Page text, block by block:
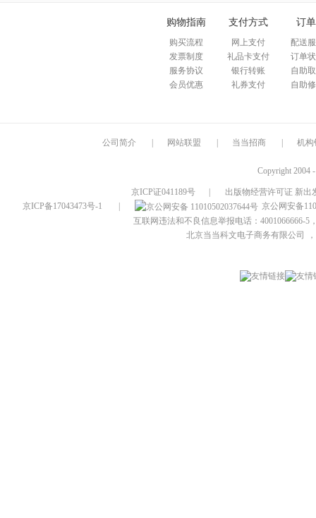
购物指南
购买流程
发票制度
服务协议
会员优惠
支付方式
网上支付
礼品卡支付
银行转账
礼券支付
订
配送
订单
自助
自助
公司简介 网站联盟 当当招商 机构
Copyright 2004
京ICP证041189号
出版物经营许可证 新出
京ICP备17043473号-1
京公网安备
互联网违法和不良信息举报电话：4001066666-5
北京当当科文电子商务有限公司